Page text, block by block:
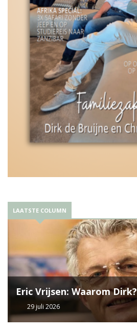
LAATSTE COLUMN
Eric Vrijsen: Waarom Dirk?
29 juli 2026